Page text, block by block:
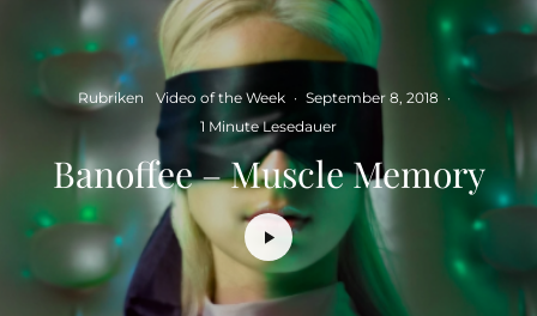
Rubriken Video of the Week · September 8, 2018 ·
1 Minute Lesedauer
Banoffee – Muscle Memory